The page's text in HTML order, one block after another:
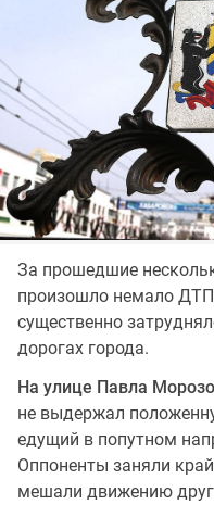
За прошедшие
произошло немало
существенно
дорогах города.
На улице Павла
не выдержал
едущий в попутном
Оппоненты заняли
мешали движению